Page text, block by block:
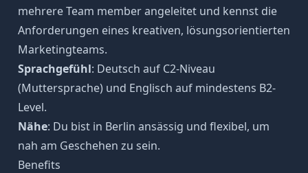
mehrere Team member angeleitet und kennst die
Anforderungen eines kreativen, lösungsorientierten
Marketingteams.
Sprachgefühl: Deutsch auf C2-Niveau
(Muttersprache) und Englisch auf mindestens B2-
Level.
Nähe: Du bist in Berlin ansässig und flexibel, um
nah am Geschehen zu sein.
Benefits